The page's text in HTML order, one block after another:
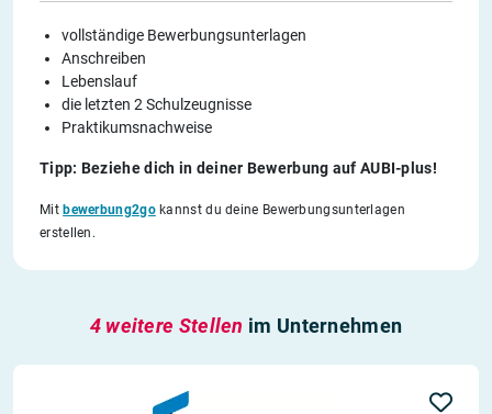
vollständige Bewerbungsunterlagen
Anschreiben
Lebenslauf
die letzten 2 Schulzeugnisse
Praktikumsnachweise
Tipp: Beziehe dich in deiner Bewerbung auf AUBI-plus!
Mit bewerbung2gokannst du deine Bewerbungsunterlagen
erstellen.
4 weitere Stellen im Unternehmen